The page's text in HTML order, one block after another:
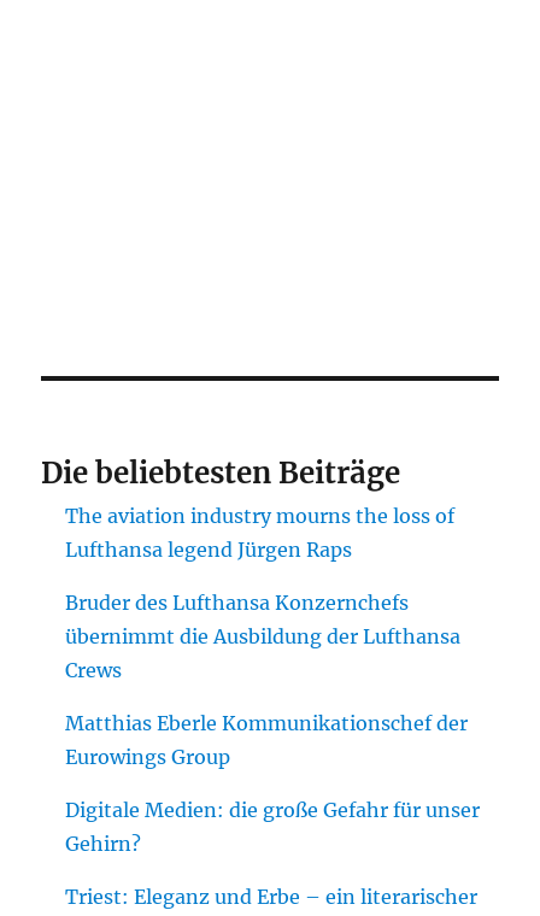
Die beliebtesten Beiträge
The aviation industry mourns the loss of
Lufthansa legend Jürgen Raps
Bruder des Lufthansa Konzernchefs
übernimmt die Ausbildung der Lufthansa
Crews
Matthias Eberle Kommunikationschef der
Eurowings Group
Digitale Medien: die große Gefahr für unser
Gehirn?
Triest: Eleganz und Erbe – ein literarischer